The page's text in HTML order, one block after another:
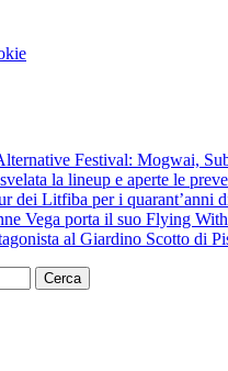
Festival: Mogwai,
la lineup e aperte le
dei Litfiba per i quarant’anni
Vega porta il suo Flying
al Giardino Scotto di